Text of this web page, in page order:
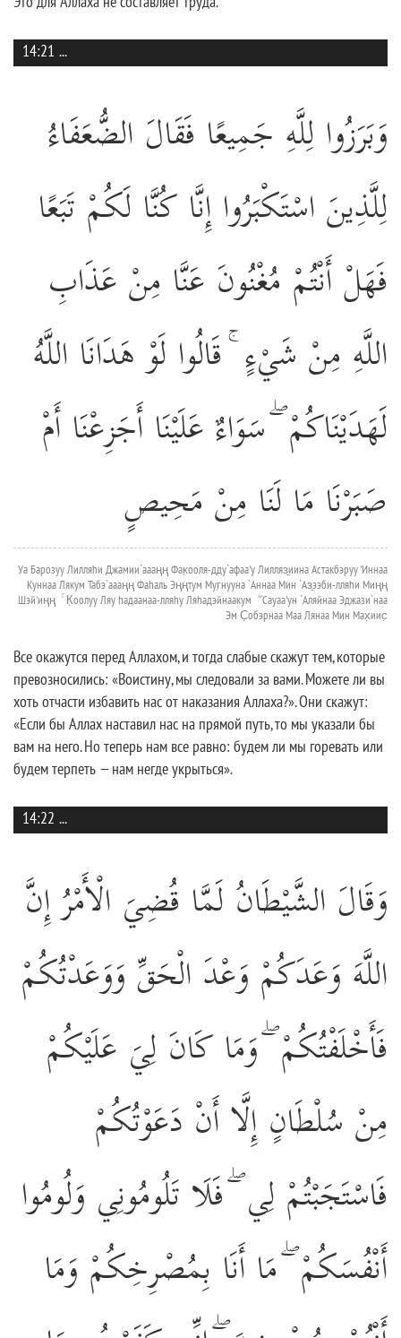
14:21 ...
وَبَرَزُوا لِلَّهِ جَمِيعًا فَقَالَ الضُّعَفَاءُ
لِلَّذِينَ اسْتَكْبَرُوا إِنَّا كُنَّا لَكُمْ تَبَعًا
فَهَلْ أَنْتُمْ مُغْنُونَ عَنَّا مِنْ عَذَابِ
اللَّهِ مِنْ شَيْءٍ ۚ قَالُوا لَوْ هَدَانَا اللَّهُ
لَهَدَيْنَاكُمْ ۖ سَوَاءٌ عَلَيْنَا أَجَزِعْنَا أَمْ
صَبَرْنَا مَا لَنَا مِنْ مَحِيصٍ
Уа Барозуу Лилляhи Джамии`аааңң Фак̣ооля-дду`афаа'у Лилляз̱иина Астакбэруу 'Иннаа
Куннаа Лякум Табэ`аааңң Фаhаль Эңңтум Муг̣нууна `Аннаа Мин `Аз̱ээби-лляhи Миңң
Шэй'иңң ۚ К̣оолуу Ляу hадаанаа-лляhу Ляhадэйнаакум ۖ Сауаа'ун `Аляйнаа Эджази`наа
Эм С̣обэрнаа Маа Лянаа Мин Мах̣иис̣
Все окажутся перед Аллахом, и тогда слабые скажут тем, которые
превозносились: «Воистину, мы следовали за вами. Можете ли вы
хоть отчасти избавить нас от наказания Аллаха?». Они скажут:
«Если бы Аллах наставил нас на прямой путь, то мы указали бы
вам на него. Но теперь нам все равно: будем ли мы горевать или
будем терпеть — нам негде укрыться».
14:22 ...
وَقَالَ الشَّيْطَانُ لَمَّا قُضِيَ الْأَمْرُ إِنَّ
اللَّهَ وَعَدَكُمْ وَعْدَ الْحَقِّ وَوَعَدْتُكُمْ
فَأَخْلَفْتُكُمْ ۖ وَمَا كَانَ لِيَ عَلَيْكُمْ
مِنْ سُلْطَانٍ إِلَّا أَنْ دَعَوْتُكُمْ
فَاسْتَجَبْتُمْ لِي ۖ فَلَا تَلُومُونِي وَلُومُوا
أَنْفُسَكُمْ ۖ مَا أَنَا بِمُصْرِخِكُمْ وَمَا